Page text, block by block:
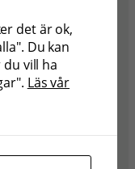
SEK
det är ok,
Du kan
vill ha
Läs vår